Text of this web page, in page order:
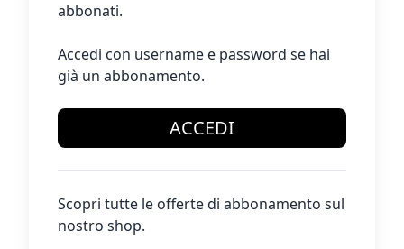
abbonati.
Accedi con username e password se hai
già un abbonamento.
ACCEDI
Scopri tutte le offerte di abbonamento sul
nostro shop.